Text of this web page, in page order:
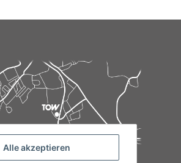
Alle akzeptieren